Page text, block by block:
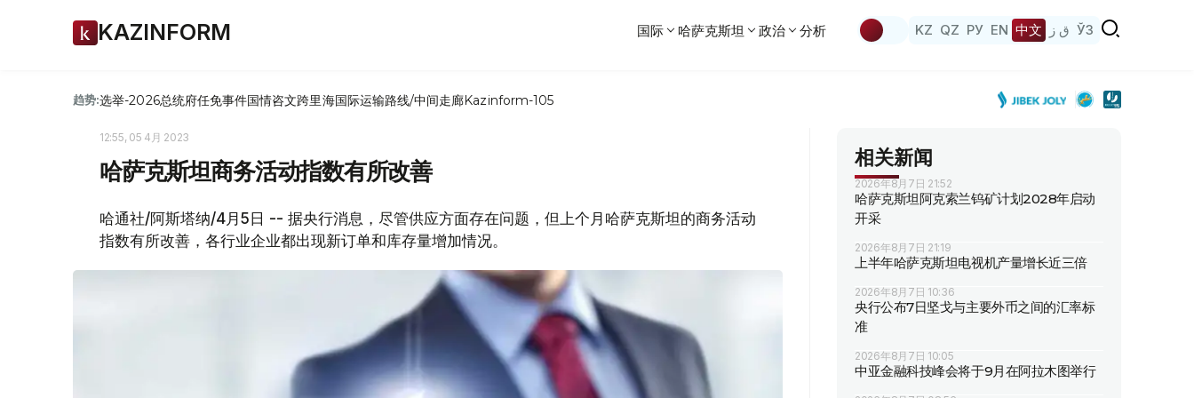
KAZINFORM 国际 哈萨克斯坦 政治 分析 KZ QZ РУ EN 中文 ق ز ЎЗ
趋势:选举-2026总统府任免事件国情咨文跨里海国际运输路线/中间走廊Kazinform-105
12:55, 05 4月 2023
哈萨克斯坦商务活动指数有所改善
哈通社/阿斯塔纳/4月5日 -- 据央行消息，尽管供应方面存在问题，但上个月哈萨克斯坦的商务活动
指数有所改善，各行业企业都出现新订单和库存量增加情况。
相关新闻
2026年8月7日 21:52
哈萨克斯坦阿克索兰钨矿计划2028年启动
开采
2026年8月7日 21:19
上半年哈萨克斯坦电视机产量增长近三倍
2026年8月7日 10:36
央行公布7日坚戈与主要外币之间的汇率标
准
2026年8月7日 10:05
中亚金融科技峰会将于9月在阿拉木图举行